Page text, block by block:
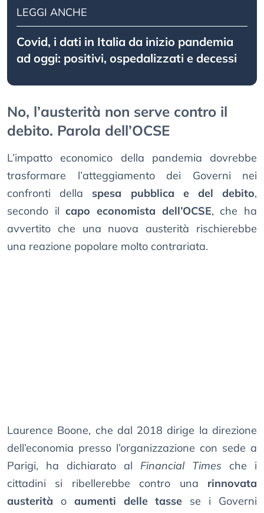
LEGGI ANCHE
Covid, i dati in Italia da inizio pandemia
ad oggi: positivi, ospedalizzati e decessi
No, l’austerità non serve contro il
debito. Parola dell’OCSE
L’impatto economico della pandemia dovrebbe
trasformare l’atteggiamento dei Governi nei
confronti della spesa pubblica e del debito,
secondo ilcapo economista dell’OCSE, che ha
avvertito che una nuova austerità rischierebbe
una reazione popolare molto contrariata.
Laurence Boone, che dal 2018 dirige la direzione
dell’economia presso l’organizzazione con sede a
Parigi, ha dichiarato al Financial Times che i
cittadini si ribellerebbe contro una rinnovata
austerità o aumenti delle tasse se i Governi